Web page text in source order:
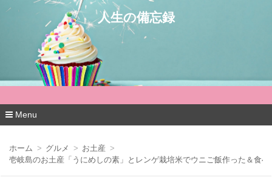
人生の備忘録
Menu
ホーム グルメ
お土産
壱岐島のお土産「うにめしの素」とレンゲ栽培米でウニご飯作った＆食べ